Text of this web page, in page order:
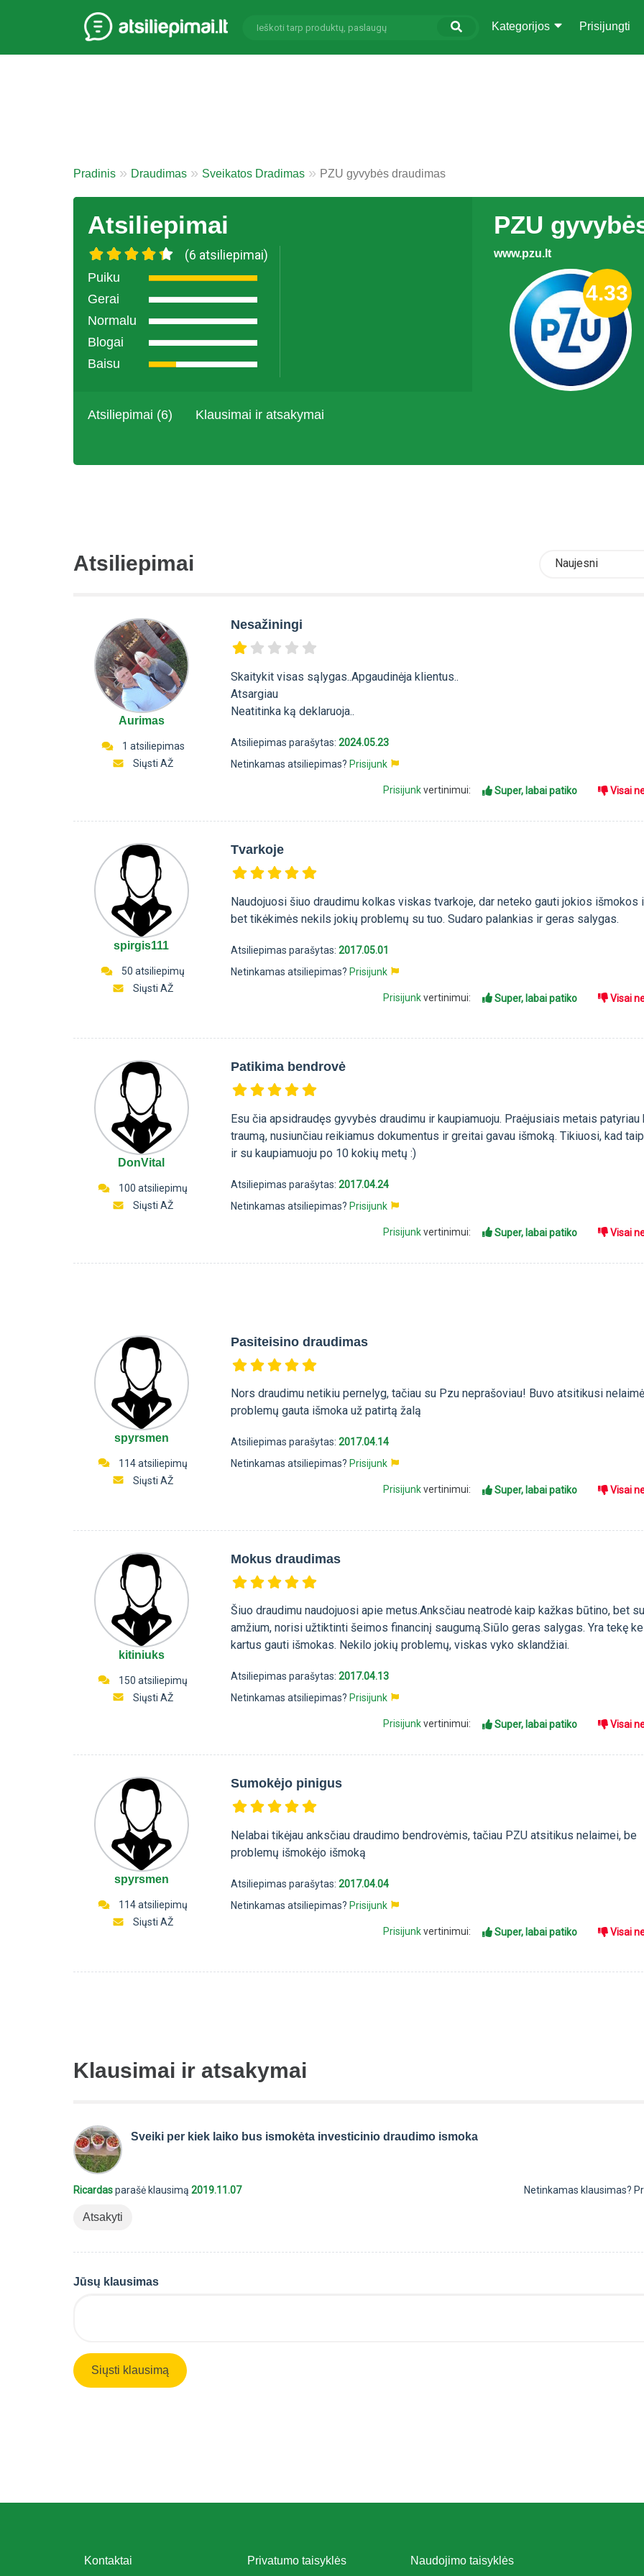
Kategorijos Prisijungti
Pradinis Draudimas Sveikatos Dradimas PZU gyvybės draudimas
Atsiliepimai
(6 atsiliepimai)
Puiku
Gerai
Normalu
Blogai
Baisu
Atsiliepimai (6) Klausimai ir atsakymai
PZU
www.pzu.lt
4.33
Atsiliepimai Naujesni
Aurimas
1 atsiliepimas
Siųsti AŽ
Nesažiningi
Skaitykit visas sąlygas..Apgaudinėja klientus..
Atsargiau
Neatitinka ką deklaruoja..
Atsiliepimas parašytas:2024.05.23
Netinkamas atsiliepimas? Prisijunk
Prisijunkvertinimui: Super, labai patiko Visai
spirgis111
50 atsiliepimų
Siųsti AŽ
Tvarkoje
Naudojuosi šiuo draudimu kolkas viskas tvarkoje, dar neteko gauti jokios išmokos
bet tikėkimės nekils jokių problemų su tuo. Sudaro palankias ir geras salygas.
Atsiliepimas parašytas:2017.05.01
Netinkamas atsiliepimas?Prisijunk
Prisijunkvertinimui: Super, labai patiko Visai
DonVital
100 atsiliepimų
Siųsti AŽ
Patikima bendrovė
Esu čia apsidraudęs gyvybės draudimu ir kaupiamuoju. Praėjusiais metais patyriau
traumą, nusiunčiau reikiamus dokumentus ir greitai gavau išmoką. Tikiuosi, kad
ir su kaupiamuoju po 10 kokių metų :)
Atsiliepimas parašytas:2017.04.24
Netinkamas atsiliepimas?Prisijunk
Prisijunkvertinimui: Super, labai patiko Visai
spyrsmen
114 atsiliepimų
Siųsti AŽ
Pasiteisino draudimas
Nors draudimu netikiu pernelyg, tačiau su Pzu neprašoviau! Buvo atsitikusi
problemų gauta išmoka už patirtą žalą
Atsiliepimas parašytas:2017.04.14
Netinkamas atsiliepimas? Prisijunk
Prisijunkvertinimui: Super, labai patiko Visai
kitiniuks
150 atsiliepimų
Siųsti AŽ
Mokus draudimas
Šiuo draudimu naudojuosi apie metus.Anksčiau neatrodė kaip kažkas būtino, bet su
amžium, norisi užtiktinti šeimos financinį saugumą.Siūlo geras salygas. Yra tekę
kartus gauti išmokas. Nekilo jokių problemų, viskas vyko sklandžiai.
Atsiliepimas parašytas:2017.04.13
Netinkamas atsiliepimas? Prisijunk
Prisijunkvertinimui: Super, labai patiko Visai
spyrsmen
114 atsiliepimų
Siųsti AŽ
Sumokėjo pinigus
Nelabai tikėjau anksčiau draudimo bendrovėmis, tačiau PZU atsitikus nelaimei, be
problemų išmokėjo išmoką
Atsiliepimas parašytas:2017.04.04
Netinkamas atsiliepimas? Prisijunk
Prisijunkvertinimui: Super, labai patiko Visai
Klausimai ir atsakymai
Sveiki per kiek laiko bus ismokėta investicinio draudimo ismoka
Ricardasparašė klausimą 2019.11.07 Netinkamas klausimas?
Atsakyti
Jūsų klausimas
Kontaktai Privatumo taisyklės Naudojimo taisyklės